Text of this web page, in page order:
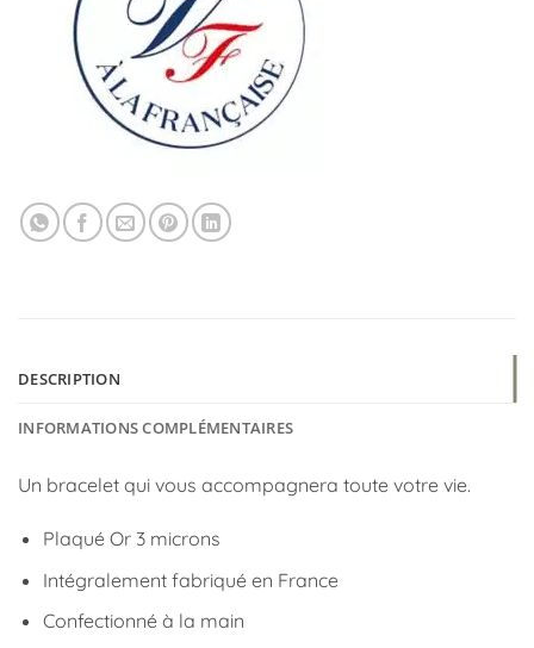
DESCRIPTION
INFORMATIONS COMPLÉMENTAIRES
Un bracelet qui vous accompagnera toute votre vie.
Plaqué Or 3 microns
Intégralement fabriqué en France
Confectionné à la main